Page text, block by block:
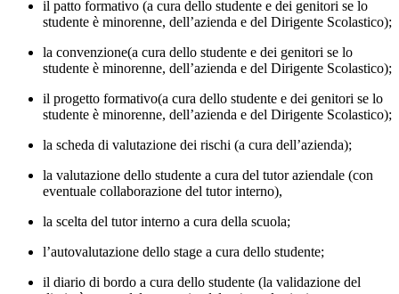
il patto formativo (a cura dello studente e dei genitori se lo
studente è minorenne, dell’azienda e del Dirigente Scolastico);
la convenzione(a cura dello studente e dei genitori se lo
studente è minorenne, dell’azienda e del Dirigente Scolastico);
il progetto formativo(a cura dello studente e dei genitori se lo
studente è minorenne, dell’azienda e del Dirigente Scolastico);
la scheda di valutazione dei rischi (a cura dell’azienda);
la valutazione dello studente a cura del tutor aziendale (con
eventuale collaborazione del tutor interno),
la scelta del tutor interno a cura della scuola;
l’autovalutazione dello stage a cura dello studente;
il diario di bordo a cura dello studente (la validazione del